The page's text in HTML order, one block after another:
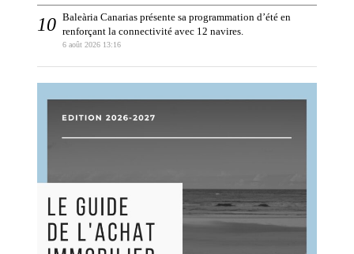
Baleària Canarias présente sa programmation d’été en
renforçant la connectivité avec 12 navires.
6 août 2026 13:16